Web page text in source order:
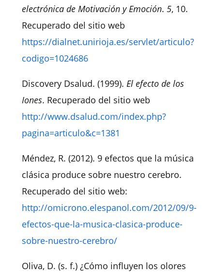
electrónica de Motivación y Emoción. 5, 10.
Recuperado del sitio web
https://dialnet.unirioja.es/servlet/articulo?
codigo=1024686
Discovery Dsalud. (1999). El efecto de los
Iones. Recuperado del sitio web
http://www.dsalud.com/index.php?
pagina=articulo&c=1381
Méndez, R. (2012). 9 efectos que la música
clásica produce sobre nuestro cerebro.
Recuperado del sitio web:
http://omicrono.elespanol.com/2012/09/9-
efectos-que-la-musica-clasica-produce-
sobre-nuestro-cerebro/
Oliva, D. (s. f.) ¿Cómo influyen los olores